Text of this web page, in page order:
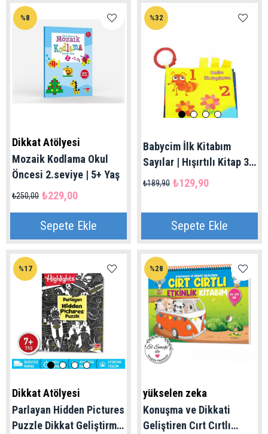
Dikkat Atölyesi
Mozaik Kodlama Okul
Öncesi 2.seviye | 5+ Yaş
₺229,00
₺250,00
Sepete Ekle
%8
Babycim İlk Kitabım
Sayılar | Hışırtılı Kitap 3+
Ay
₺129,90
₺189,90
Sepete Ekle
%32
Dikkat Atölyesi
Parlayan Hidden Pictures
Puzzle Dikkat Geliştirme
%17
yükselen zeka
Konuşma ve Dikkati
Geliştiren Cırt Cırtlı
%28